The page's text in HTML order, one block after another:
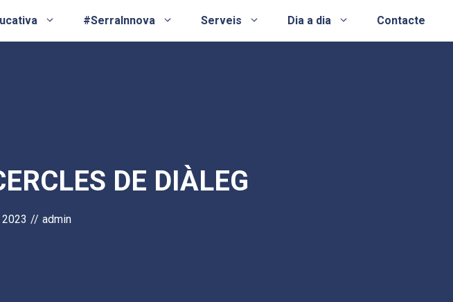
#SerraInnova Serveis Dia a dia Contacte
DE DIÀLEG
// admin